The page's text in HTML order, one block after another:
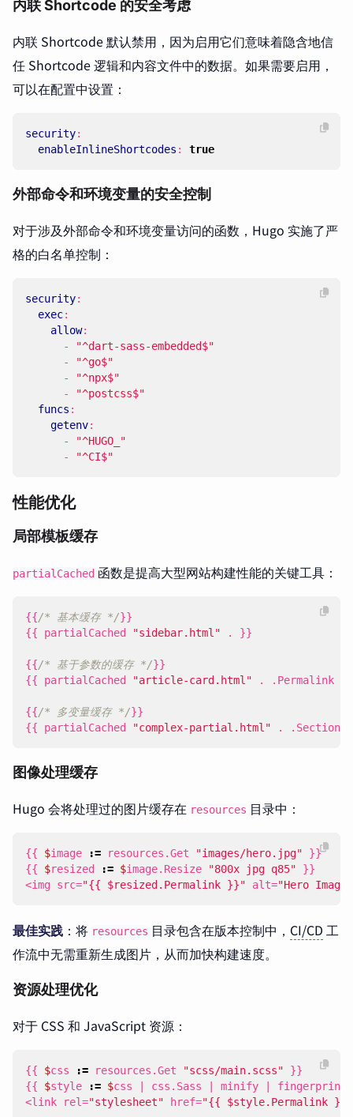
内联 Shortcode 的安全考虑
内联 Shortcode 默认禁用，因为启用它们意味着隐含地信
任 Shortcode 逻辑和内容文件中的数据。如果需要启用，
可以在配置中设置：
security:
enableInlineShortcodes : true
外部命令和环境变量的安全控制
对于涉及外部命令和环境变量访问的函数，Hugo 实施了严
格的白名单控制：
security:
exec:
allow:
-
"^dart-sass-embedded$"
-
"^go$"
-
"^npx$"
-
"^postcss$"
funcs :
getenv:
-
"^HUGO_"
-
"^CI$"
性能优化
局部模板缓存
partialCached 函数是提高大型网站构建性能的关键工具：
{{/* 基本缓存 */}}
{{
partialCached "sidebar.html" . }}
{{/* 基于参数的缓存 */}}
{{
partialCached "article-card.html" . . Permalink
{{/* 多变量缓存 */}}
{{
partialCached "complex-partial.html" . . Section
图像处理缓存
Hugo 会将处理过的图片缓存在 resources 目录中：
{{ $image := resources .Get "images/hero.jpg"
}}
{{
$resized := $image. Resize "800x jpg q85"
}}
<img src="{{ $resized.Permalink }}" alt="Hero Image"
最佳实践 ：将 resources 目录包含在版本控制中， CI/CD 工
作流中无需重新生成图片，从而加快构建速度。
资源处理优化
对于 CSS 和 JavaScript 资源：
{{ $css := resources .Get "scss/main.scss"
}}
{{
$style := $css css . Sass minify
fingerprint
<link rel="stylesheet" href="{{ $style.Permalink }}"